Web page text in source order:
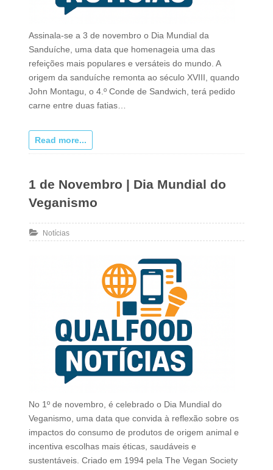
Assinala-se a 3 de novembro o Dia Mundial da
Sanduíche, uma data que homenageia uma das
refeições mais populares e versáteis do mundo. A
origem da sanduíche remonta ao século XVIII, quando
John Montagu, o 4.º Conde de Sandwich, terá pedido
carne entre duas fatias…
Read more...
1 de Novembro | Dia Mundial do
Veganismo
Notícias
No 1º de novembro, é celebrado o Dia Mundial do
Veganismo, uma data que convida à reflexão sobre os
impactos do consumo de produtos de origem animal e
incentiva escolhas mais éticas, saudáveis e
sustentáveis. Criado em 1994 pela The Vegan Society